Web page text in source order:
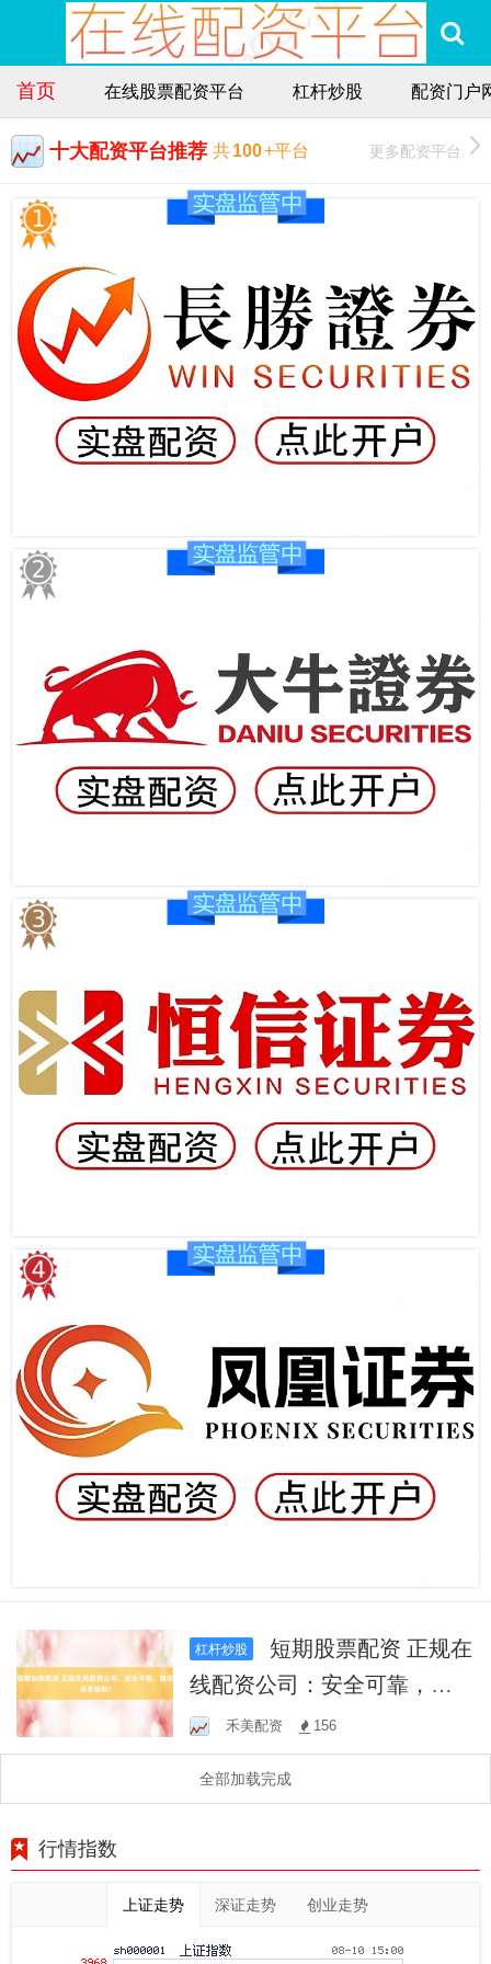
首页 在线股票配资平台 杠杆炒股 配资门户
十大配资平台推荐 共100+平台 更多配资平台
杠杆炒股
线配资公司：安全可靠，助
您投资起航！
禾美配资 156
全部加载完成
行情指数
上证走势 深证走势 创业走势